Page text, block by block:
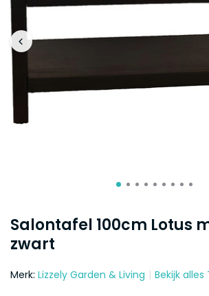
Salontafel 100cm Lotus
zwart
Merk: Lizzely Garden & Living Bekijk alles